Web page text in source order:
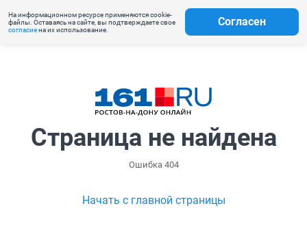
На информационном ресурсе применяются cookie-
файлы. Оставаясь на сайте, вы подтверждаете свое
согласиена их использование.
Согласен
Страница не найдена
Ошибка 404
Начать с главной страницы